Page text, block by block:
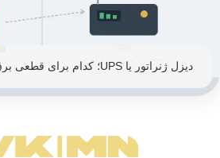
دیزل ژنراتور یا UPS؛ کدام برای قطعی برق مناسب‌تر است؟